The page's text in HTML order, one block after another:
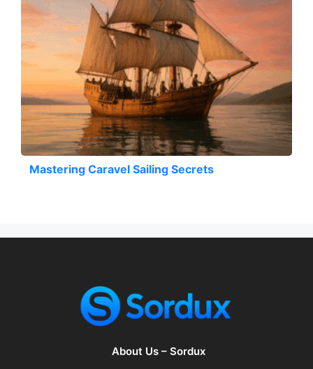
Mastering Caravel Sailing Secrets
About Us – Sordux